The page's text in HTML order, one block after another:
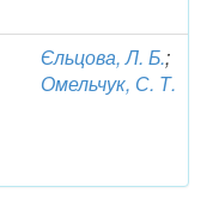
Єльцова, Л. Б.;
Омельчук, С. Т.